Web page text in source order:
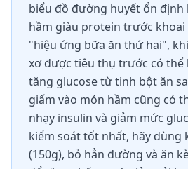
biểu đồ đường huyết ổn định
hầm giàu protein trước
"hiệu ứng bữa ăn thứ hai",
xơ được tiêu thụ trước có thể
tăng glucose từ tinh bột ăn
giấm vào món hầm cũng có
nhạy insulin và giảm mức
kiểm soát tốt nhất, hãy dùng
(150g), bỏ hẳn đường và ăn